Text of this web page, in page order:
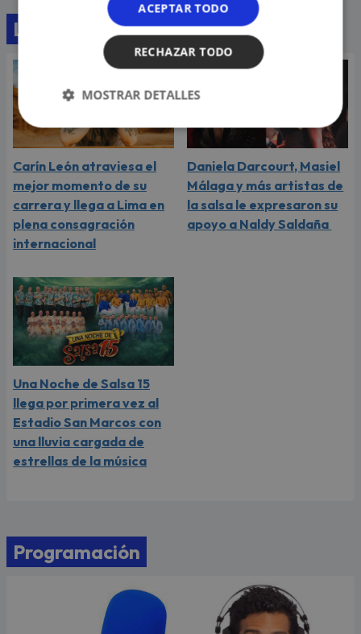
Lo último
Carín León atraviesa el
mejor momento de su
carrera y llega a Lima en
plena consagración
internacional
Daniela Darcourt, Masiel
Málaga y más artistas de
la salsa le expresaron su
apoyo a Naldy Saldaña
Una Noche de Salsa 15
llega por primera vez al
Estadio San Marcos con
una lluvia cargada de
estrellas de la música
Programación
ACEPTAR TODO
RECHAZAR TODO
MOSTRAR DETALLES